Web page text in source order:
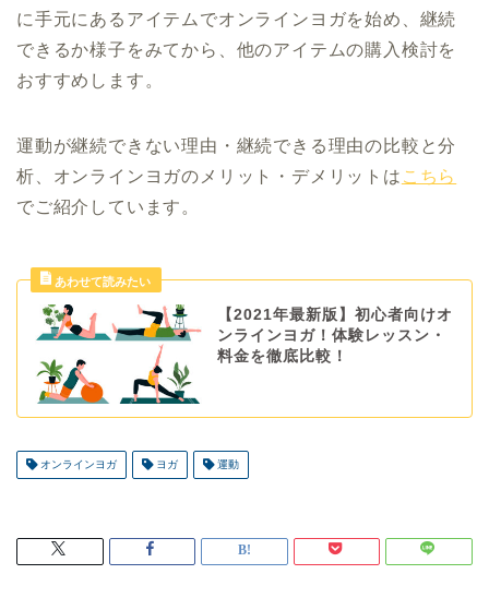
に手元にあるアイテムでオンラインヨガを始め、継続
できるか様子をみてから、他のアイテムの購入検討を
おすすめします。
運動が継続できない理由・継続できる理由の比較と分
析、オンラインヨガのメリット・デメリットは こちら
でご紹介しています。
【2021年最新版】初心者向けオ
ンラインヨガ！体験レッスン・
料金を徹底比較！
オンラインヨガ ヨガ 運動